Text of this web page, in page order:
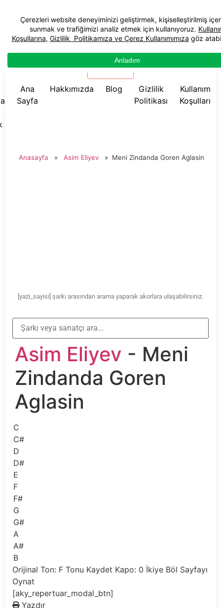
☰ Menü
Ana
Sayfa
Hakkımızda Blog
Gizlilik
Politikası
Kullanım
Koşulları
Anasayfa » Asim Eliyev » Meni Zindanda Goren Aglasin
[yazi_sayisi] şarkı arasından arama yaparak akorlara ulaşabilirsiniz.
Asim Eliyev - Meni
Zindanda Goren
Aglasin
C
C#
D
D#
E
F
F#
G
G#
A
A#
B
Orijinal Ton: F Tonu Kaydet Kapo: 0 İkiye Böl Sayfayı
Oynat
[aky_repertuar_modal_btn]
Yazdır